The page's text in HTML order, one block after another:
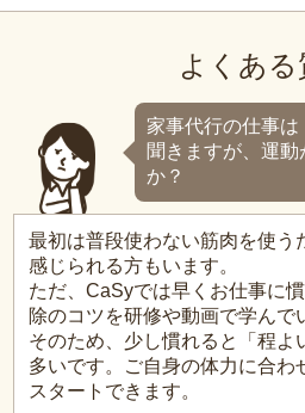
よくある
家事代行の仕事は
聞きますが、運
か？
最初は普段使わない筋肉を使う
感じられる方もいます。
ただ、CaSyでは早くお仕事に
除のコツを研修や動画で学んで
そのため、少し慣れると「程よ
多いです。ご自身の体力に合わ
スタートできます。